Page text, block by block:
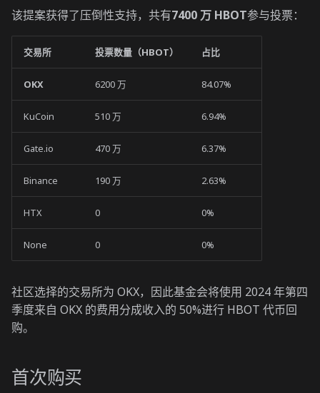
该提案获得了压倒性支持，共有7400 万 HBOT参与投票：
交易所 投票数量（HBOT） 占比
OKX 6200 万 84.07%
KuCoin 510 万 6.94%
Gate.io 470 万 6.37%
Binance 190 万 2.63%
HTX 0 0%
None 0 0%
社区选择的交易所为 OKX，因此基金会将使用 2024 年第四
季度来自 OKX 的费用分成收入的 50%进行 HBOT 代币回
购。
首次购买